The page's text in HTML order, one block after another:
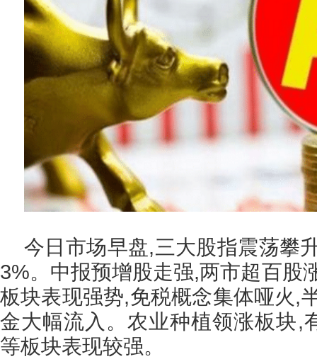
今日市场早盘,三大股指震荡攀
3%。中报预增股走强,两市超百股
板块表现强势,免税概念集体哑火,
金大幅流入。农业种植领涨板块,
等板块表现较强。